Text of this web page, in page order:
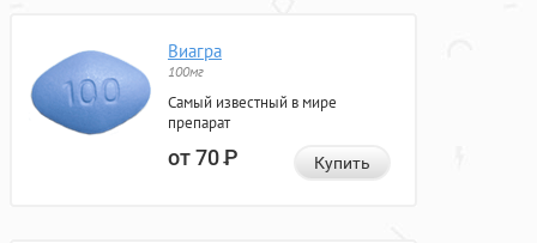
Виагра
100мг
Самый известный в мире
препарат
от 70Р Купить